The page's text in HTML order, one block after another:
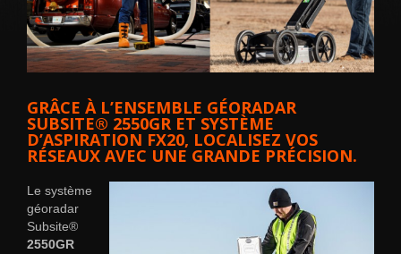
GRÂCE À L’ENSEMBLE GÉORADAR
SUBSITE® 2550GR ET SYSTÈME
D’ASPIRATION FX20, LOCALISEZ VOS
RÉSEAUX AVEC UNE GRANDE PRÉCISION.
Le système
géoradar
Subsite®
2550GR